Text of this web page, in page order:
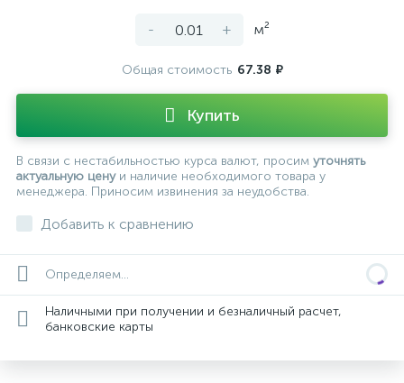
- + м²
Общая стоимость 67.38 ₽
Купить
В связи с нестабильностью курса валют, просим уточнять
актуальную ценуи наличие необходимого товара у
менеджера. Приносим извинения за неудобства.
Добавить к сравнению
Определяем...
Наличными при получении и безналичный расчет,
банковские карты